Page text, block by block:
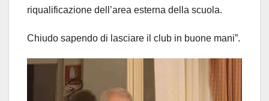
riqualificazione dell’area esterna della scuola.
Chiudo sapendo di lasciare il club in buone mani”.